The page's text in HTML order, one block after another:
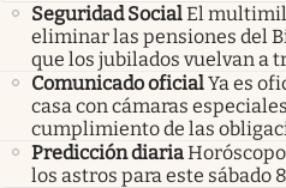
Seguridad SocialEl
eliminar las pensiones del
que los jubilados vuelvan a
Comunicado oficialYa es
casa con cámaras
cumplimiento de las
Predicción diaria
los astros para este sábado